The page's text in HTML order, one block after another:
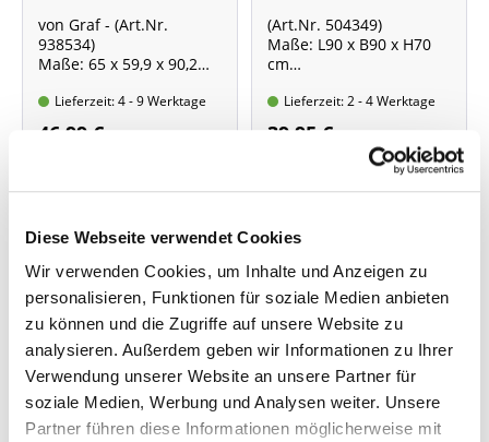
Diese Webseite verwendet Cookies
Wir verwenden Cookies, um Inhalte und Anzeigen zu
personalisieren, Funktionen für soziale Medien anbieten
zu können und die Zugriffe auf unsere Website zu
analysieren. Außerdem geben wir Informationen zu Ihrer
Verwendung unserer Website an unsere Partner für
soziale Medien, Werbung und Analysen weiter. Unsere
Partner führen diese Informationen möglicherweise mit
von Graf - (Art.Nr.
938534)
Maße: 65 x 59,9 x 90,2
Witterungs- und UV-
beständig
Lieferzeit: 4 - 9 Werktage
46,99 €
(Art.Nr. 504349)
Maße: L90 x B90 x H70
cm
beständig
Fassungsvermögen ca.
Lieferzeit: 2 - 4 Werktage
39,95 €